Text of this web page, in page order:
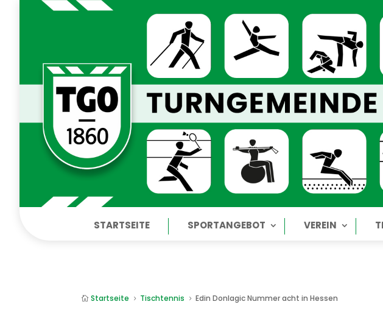
STARTSEITE SPORTANGEBOT VEREIN
 Startseite 5 Tischtennis 5 Edin Donlagic Nummer acht in Hessen